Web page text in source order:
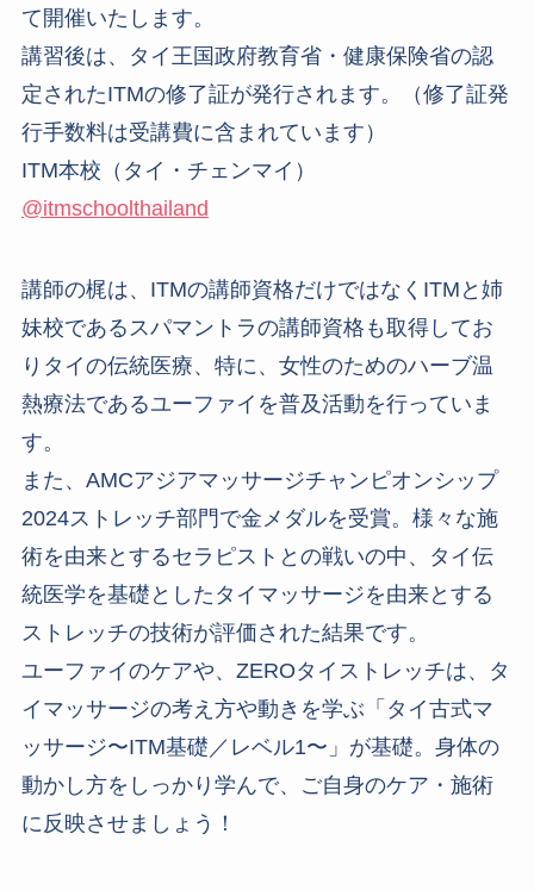
て開催いたします。
講習後は、タイ王国政府教育省・健康保険省の認
定されたITMの修了証が発行されます。（修了証発
行手数料は受講費に含まれています）
ITM本校（タイ・チェンマイ）
@itmschoolthailand
講師の梶は、ITMの講師資格だけではなくITMと姉
妹校であるスパマントラの講師資格も取得してお
りタイの伝統医療、特に、女性のためのハーブ温
熱療法であるユーファイを普及活動を行っていま
す。
また、AMCアジアマッサージチャンピオンシップ
2024ストレッチ部門で金メダルを受賞。様々な施
術を由来とするセラピストとの戦いの中、タイ伝
統医学を基礎としたタイマッサージを由来とする
ストレッチの技術が評価された結果です。
ユーファイのケアや、ZEROタイストレッチは、タ
イマッサージの考え方や動きを学ぶ「タイ古式マ
ッサージ〜ITM基礎／レベル1〜」が基礎。身体の
動かし方をしっかり学んで、ご自身のケア・施術
に反映させましょう！